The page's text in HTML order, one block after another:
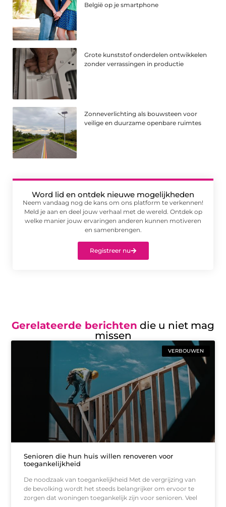
België op je smartphone
Grote kunststof onderdelen ontwikkelen
zonder verrassingen in productie
Zonneverlichting als bouwsteen voor
veilige en duurzame openbare ruimtes
Word lid en ontdek nieuwe mogelijkheden
Neem vandaag nog de kans om ons platform te verkennen!
Meld je aan en deel jouw verhaal met de wereld. Ontdek op
welke manier jouw ervaringen anderen kunnen motiveren
en samenbrengen.
Registreer nu
Gerelateerde berichten die u niet mag
missen
VERBOUWEN
Senioren die hun huis willen renoveren voor
toegankelijkheid
De noodzaak van toegankelijkheid Met de vergrijzing van
de bevolking wordt het steeds belangrijker om ervoor te
zorgen dat woningen toegankelijk zijn voor senioren. Veel